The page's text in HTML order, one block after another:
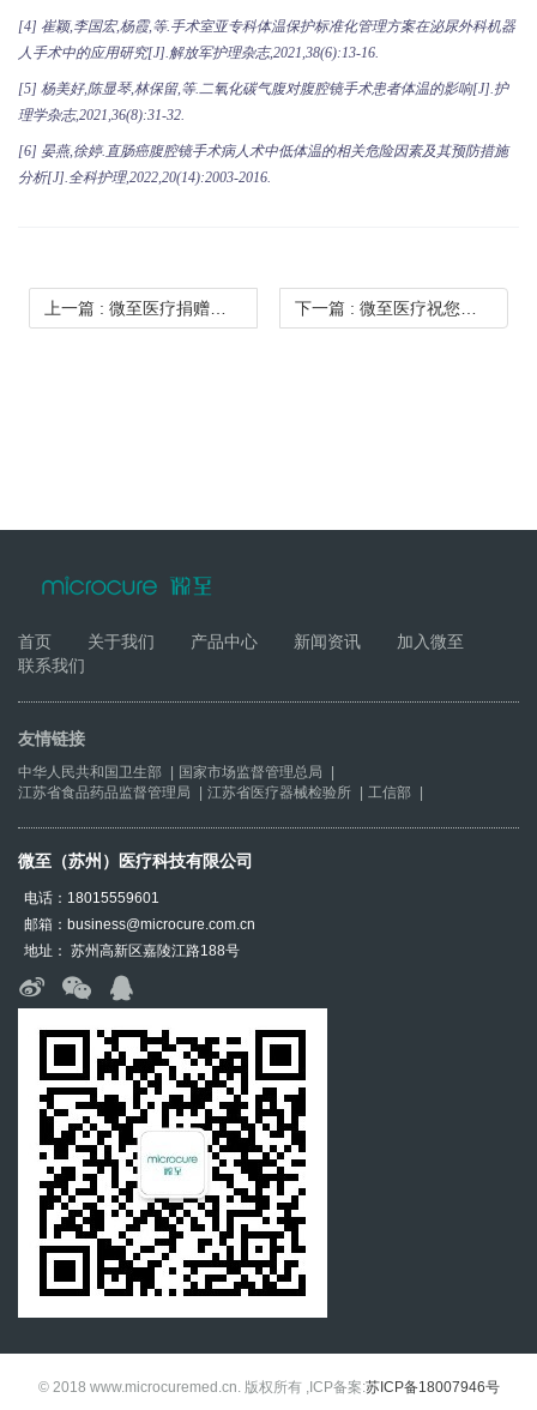
[4] 崔颖,李国宏,杨霞,等.手术室亚专科体温保护标准化管理方案在泌尿外科机器
人手术中的应用研究[J]. 解放军护理杂志,2021, 38(6):13-16
[5] 杨美好, 陈显琴,林保留, 等. 二氧化碳气腹对腹腔镜手术患者体温的影响[J]. 护
理学杂志,2021,36(8):31-32.
[6] 晏燕, 徐婷. 直肠癌腹腔镜手术病人术中低体温的相关危险因素及其预防措施
分析[J]. 全科护理,2022,20(14):2003-2016.
上一篇 : 微至医疗捐赠善款 助力西藏抗震救灾 下一篇 : 微至医疗祝您蛇年大吉，万事如意！
首页 关于我们 产品中心 新闻资讯
加入微至
联系我们
友情链接
中华人民共和国卫生部 国家市场监督管理总局
江苏省食品药品监督管理局
江苏省医疗器械检验所 工信部
微至（苏州）医疗科技有限公司
电话：18015559601
邮箱：business@microcure.com.cn
地址： 苏州高新区嘉陵江路188号
© 2018 www.microcuremed.cn. 版权所有 ,ICP备案:苏ICP备18007946号